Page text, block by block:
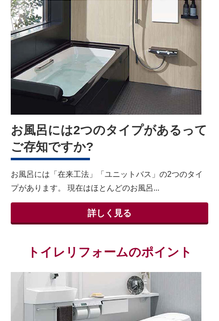
お風呂には2つのタイプがあるって
ご存知ですか?
お風呂には「在来工法」「ユニットバス」の2つのタイ
プがあります。 現在はほとんどのお風呂...
詳しく見る
トイレリフォームのポイント